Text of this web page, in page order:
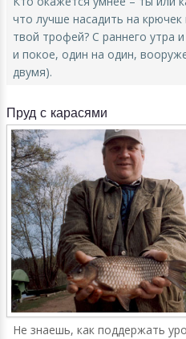
что лучше насадить на крючек
твой трофей? С раннего утра
и покое, один на один,
двумя).
Пруд с карасями
Не знаешь, как поддержать